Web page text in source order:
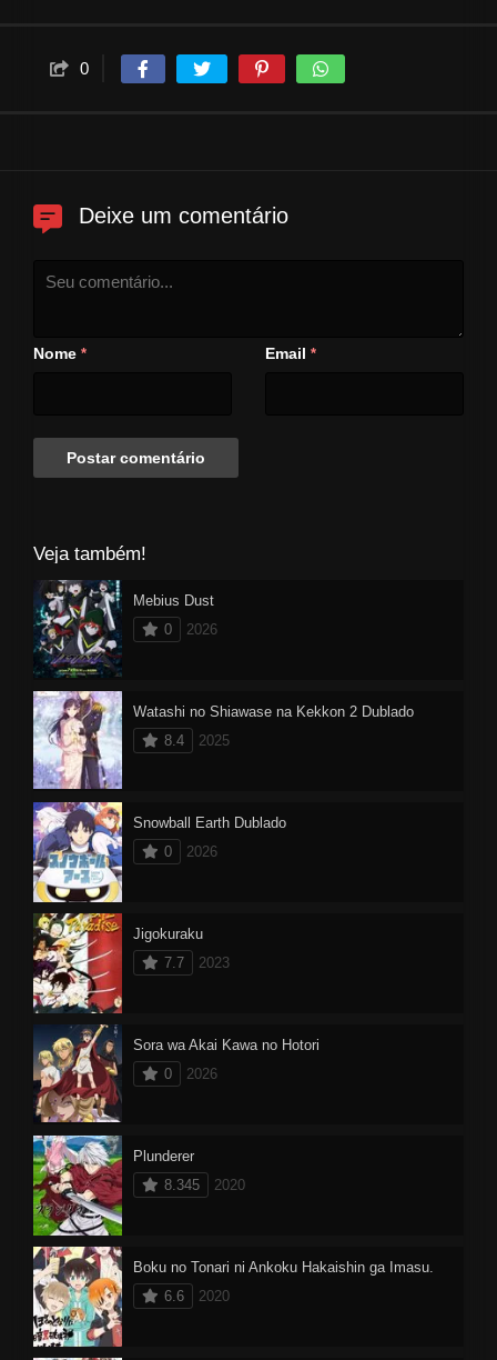
comecem a ocorrer ao redor
0
Deixe um comentário
Nome * Email *
Veja também!
Mebius Dust
0
2026
Watashi no Shiawase na Kekkon 2 Dublado
8.4
2025
Snowball Earth Dublado
0
2026
Jigokuraku
7.7
2023
Sora wa Akai Kawa no Hotori
0
2026
Plunderer
8.345
2020
Boku no Tonari ni Ankoku Hakaishin ga Imasu.
6.6
2020